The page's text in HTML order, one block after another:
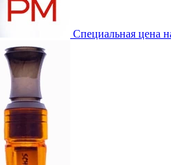
Специальная цена